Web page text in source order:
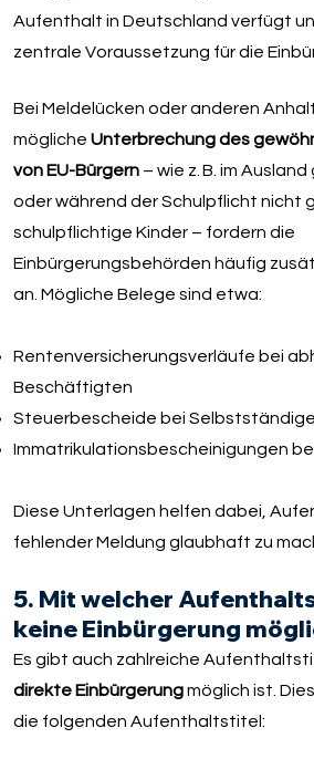
Aufenthalt in Deutschland verfügt
zentrale Voraussetzung für die
Bei Meldelücken oder anderen
mögliche Unterbrechung des
von EU-Bürgern– wie z. B. im
oder während der Schulpflicht nicht
schulpflichtige Kinder – fordern die
Einbürgerungsbehörden häufig
an. Mögliche Belege sind etwa:
Rentenversicherungsverläufe bei
Beschäftigten
Steuerbescheide bei
Immatrikulationsbescheinigungen
Diese Unterlagen helfen dabei,
fehlender Meldung glaubhaft zu
5. Mit welcher
keine Einbürgerung
Es gibt auch zahlreiche
direkte Einbürgerungmöglich ist.
die folgenden Aufenthaltstitel: